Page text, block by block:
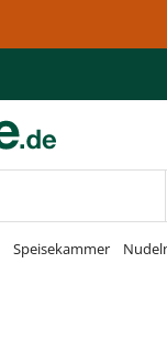
Speisekammer